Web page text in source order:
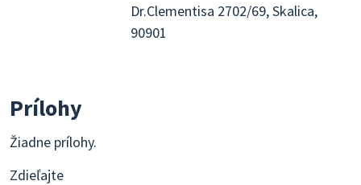
Dr.Clementisa 2702/69, Skalica,
90901
Prílohy
Žiadne prílohy.
Zdieľajte